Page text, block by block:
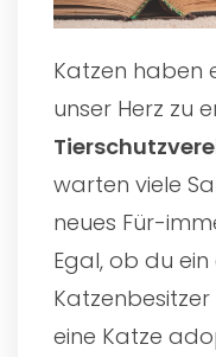
Katzen haben
unser Herz zu
warten viele
neues Für-
Egal, ob du
eine Katze